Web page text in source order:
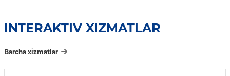
INTERAKTIV XIZMATLAR
Barcha xizmatlar